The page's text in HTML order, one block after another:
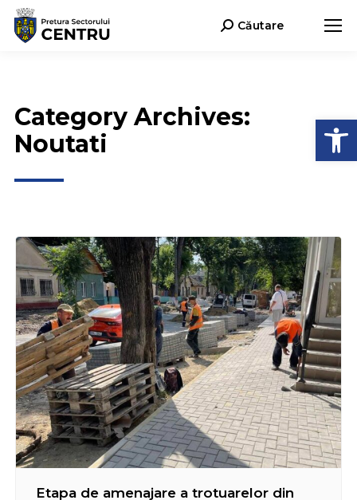
Search:Căutare
Category Archives:
Noutati
Etapa de amenajare a trotuarelor din